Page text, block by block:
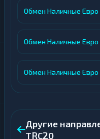
Обмен Наличные Евро
Обмен Наличные Евро
Обмен Наличные Евро
Другие
TRC20